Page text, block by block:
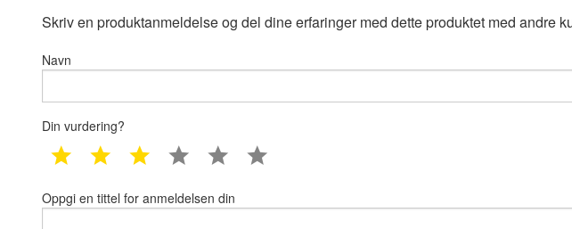
Skriv en produktanmeldelse og del dine erfaringer med dette produktet med andre
Navn
Din vurdering?
1 star 2 star 3 star 4 star 5 star
Oppgi en tittel for anmeldelsen din